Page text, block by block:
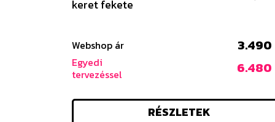
keret fekete
Webshop ár 3.490
Egyedi
tervezéssel
6.480
RÉSZLETEK